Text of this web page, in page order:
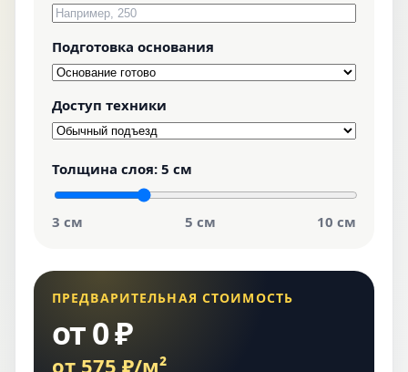
Подготовка основания
Доступ техники
Толщина слоя: 5 см
3 см 5 см 10 см
ПРЕДВАРИТЕЛЬНАЯ СТОИМОСТЬ
от 0 ₽
от 575 ₽/м²